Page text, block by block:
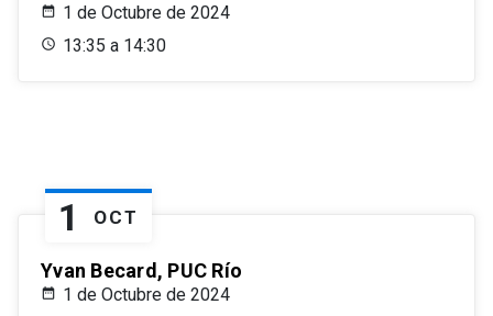
1 de Octubre de 2024
13:35 a 14:30
1 OCT
Yvan Becard, PUC Río
1 de Octubre de 2024